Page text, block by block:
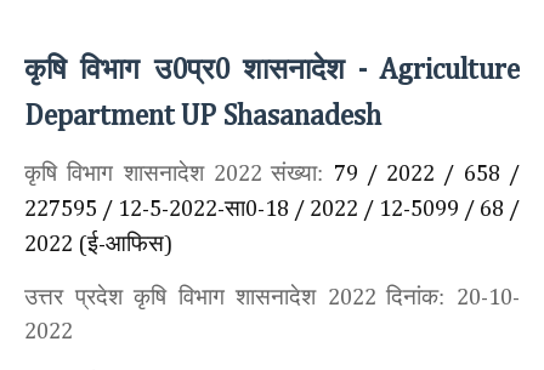
कृषि विभाग उ0प्र0शासनादेश- Agriculture
Department UP Shasanadesh
कृषि विभाग शासनादेश 2022संख्या: 79 / 2022 / 658 /
227595 / 12-5-2022-सा0-18 / 2022 / 12-5099 / 68 /
2022 (ई-आफिस)
उत्तर प्रदेश कृषि विभाग शासनादेश 2022दिनांक:
20-10-
2022